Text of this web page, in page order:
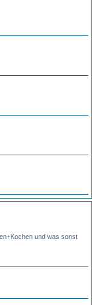
und was sonst